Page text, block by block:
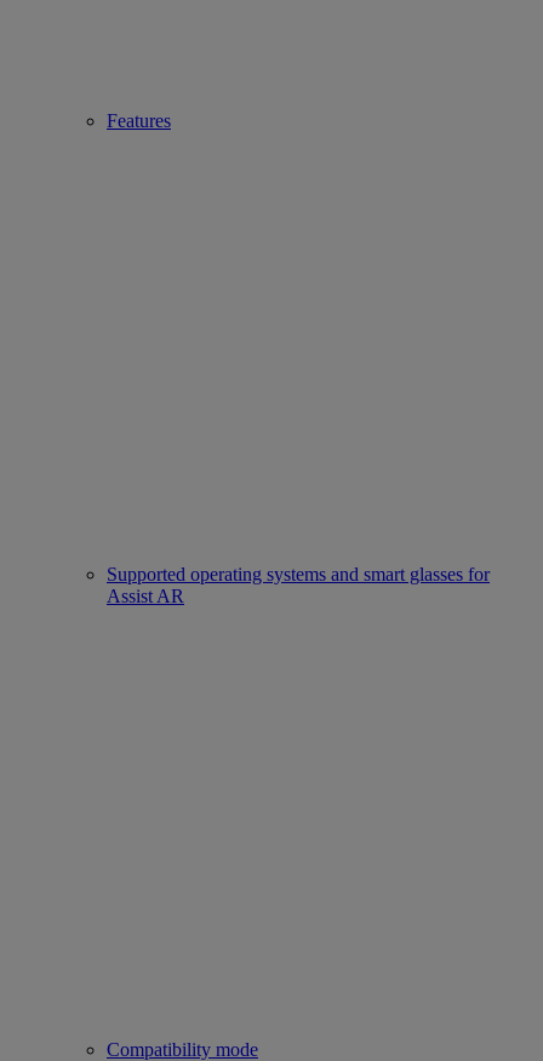
Features
Supported operating systems and smart glasses for
Assist AR
Compatibility mode